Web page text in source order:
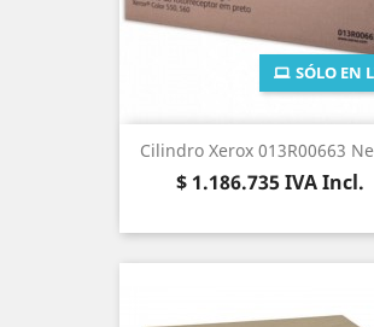
Cilindro Xerox 013R00663
Precio
$ 1.186.735IVA Incl.
SÓLO EN